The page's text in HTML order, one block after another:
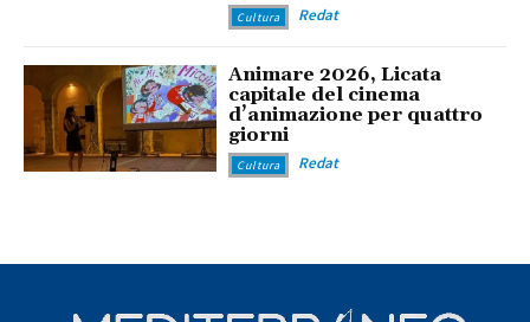
Cultura Redat
Animare 2026, Licata
capitale del cinema
d’animazione per quattro
giorni
Cultura Redat